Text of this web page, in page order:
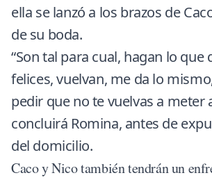
ella se lanzó a los brazos de
de su boda.
“Son tal para cual, hagan lo que
felices, vuelvan, me da lo
pedir que no te vuelvas a meter
concluirá Romina, antes de
del domicilio.
Caco y Nico también tendrán un